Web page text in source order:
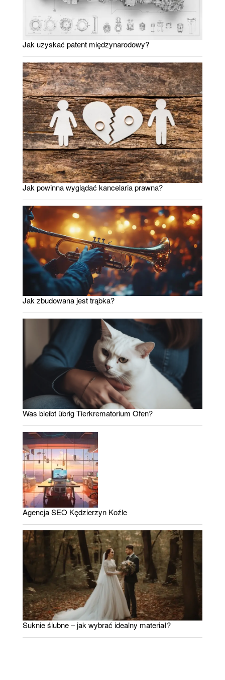
Jak uzyskać patent międzynarodowy?
Jak powinna wyglądać kancelaria prawna?
Jak zbudowana jest trąbka?
Was bleibt übrig Tierkrematorium Ofen?
Agencja SEO Kędzierzyn Koźle
Suknie ślubne – jak wybrać idealny materiał?